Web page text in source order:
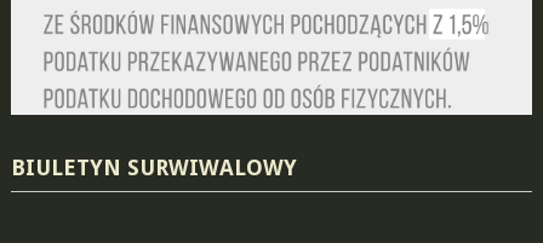
BIULETYN SURWIWALOWY